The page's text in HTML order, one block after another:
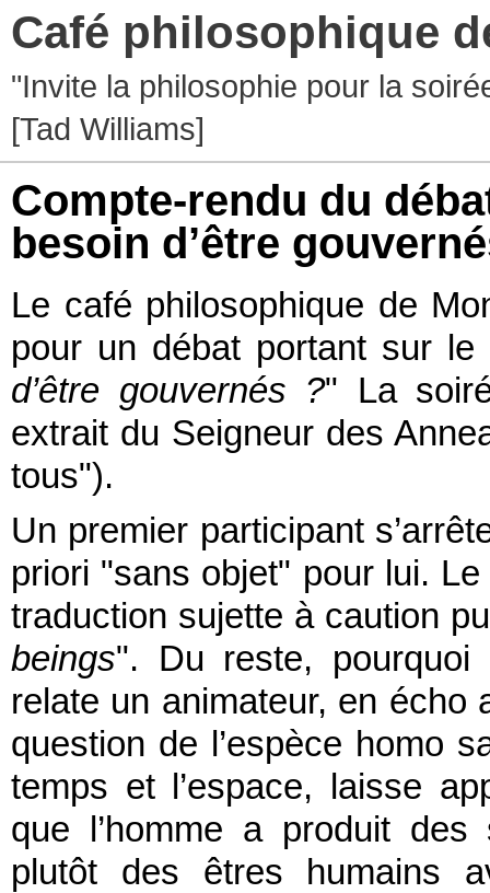
Café philosophique
"Invite la philosophie pour la
[Tad Williams]
Compte-rendu du
besoin d’être
Le café philosophique de
pour un débat portant sur
d’être gouvernés ?" La
extrait du Seigneur des
tous").
Un premier participant
priori "sans objet" pour lui.
traduction sujette à caution
beings". Du reste,
relate un animateur, en écho
question de l’espèce homo
temps et l’espace, laisse
que l’homme a produit
plutôt des êtres humains